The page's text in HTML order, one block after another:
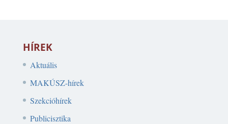
HÍREK
Aktuális
MAKÚSZ-hírek
Szekcióhírek
Publicisztika